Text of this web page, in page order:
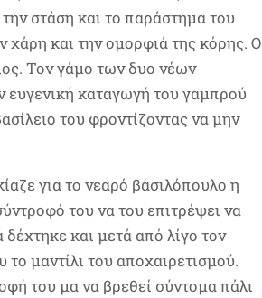
στάση και το παράστημα του
και την ομορφιά της κόρης. Ο
Τον γάμο των δυο νέων
ευγενική καταγωγή του γαμπρού
του φροντίζοντας να μην
για το νεαρό βασιλόπουλο η
του να του επιτρέψει να
και μετά από λίγο τον
μαντίλι του αποχαιρετισμού.
του μα να βρεθεί σύντομα πάλι